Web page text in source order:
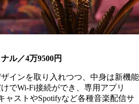
ル／4万9500円
インを取り入れつつ、中身は新機能
でWi-Fi接続ができ、専用アプリ
ャストやSpotifyなど各種音楽配信サ